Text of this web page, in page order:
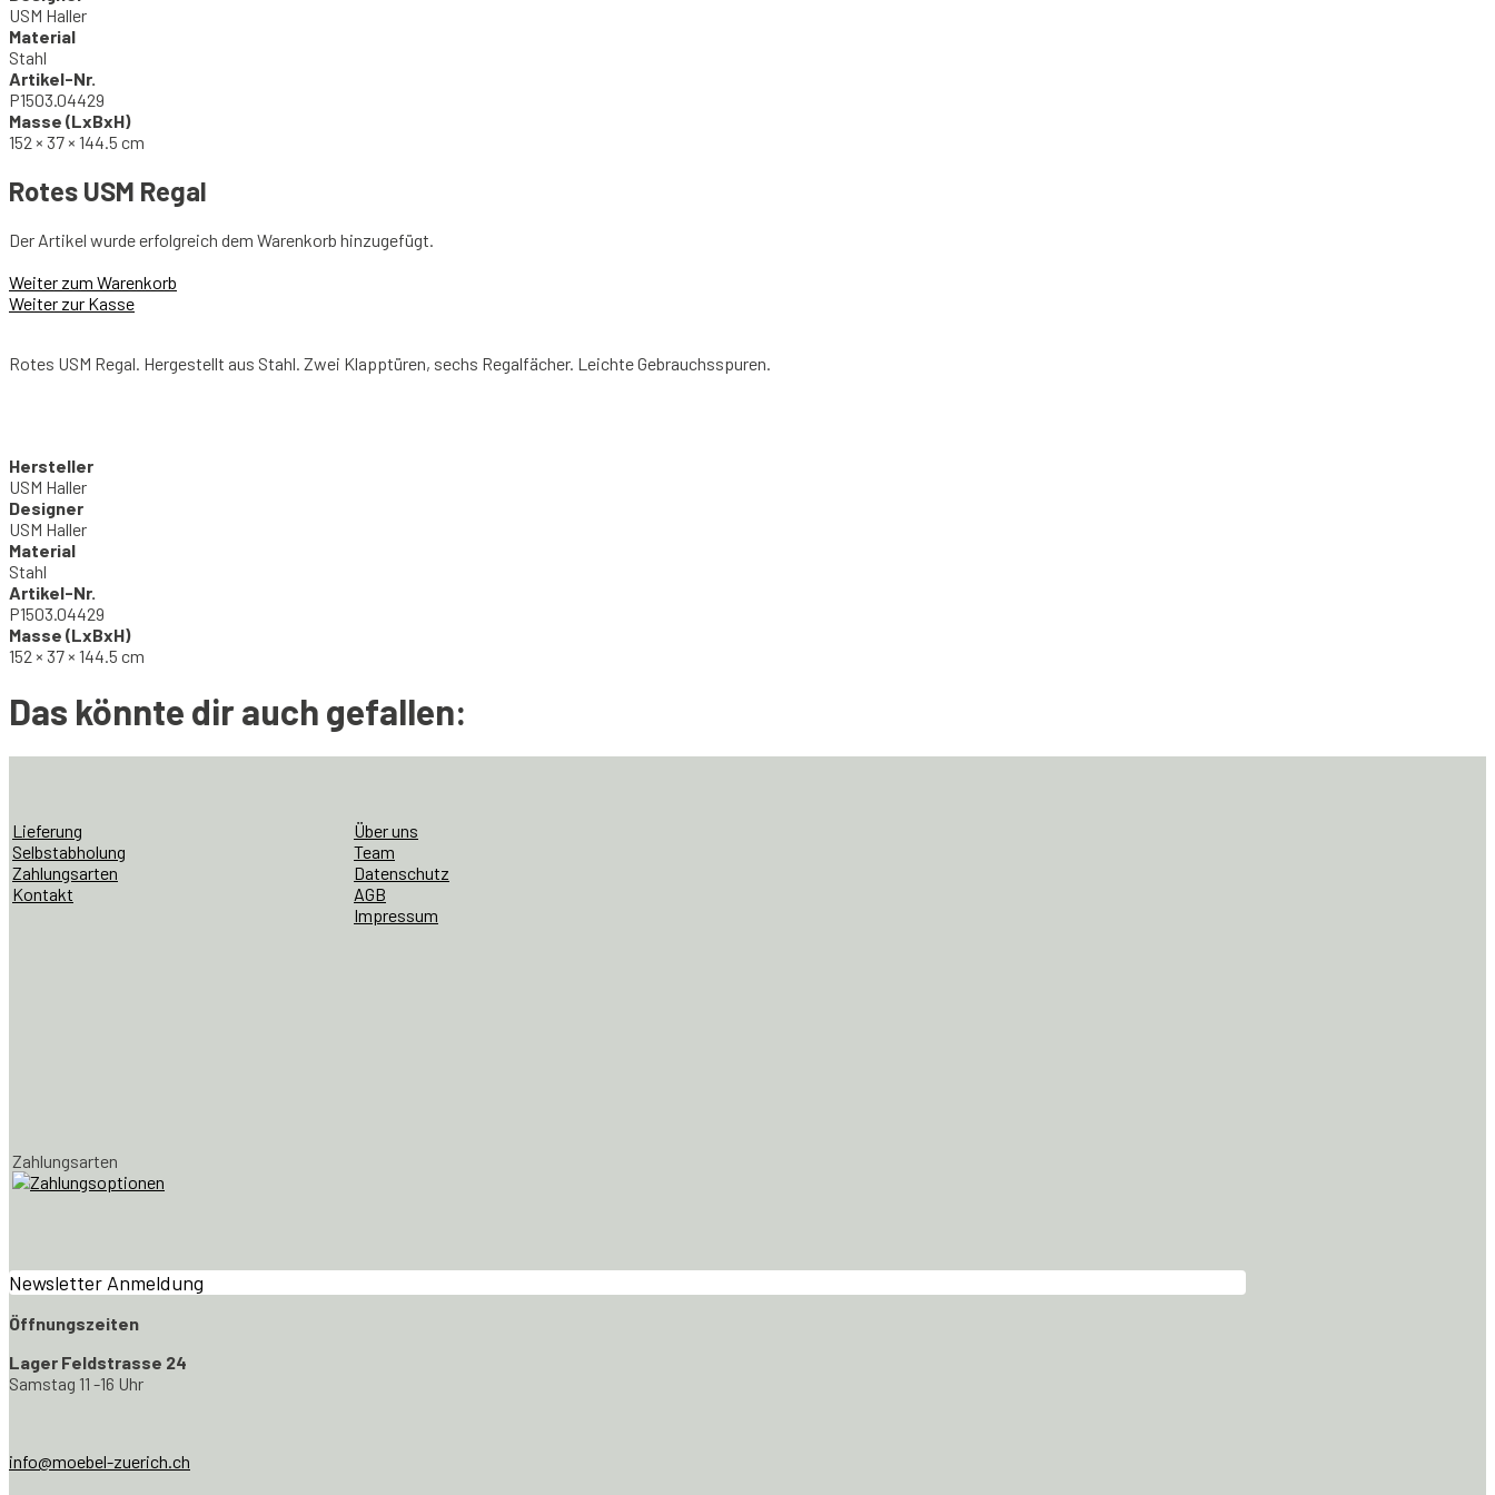
USM Haller
Material
Stahl
Artikel-Nr.
P1503.04429
Masse (LxBxH)
152 × 37 × 144.5 cm
Rotes USM Regal
Der Artikel wurde erfolgreich dem Warenkorb hinzugefügt.
Weiter zum Warenkorb
Weiter zur Kasse
Rotes USM Regal. Hergestellt aus Stahl. Zwei Klapptüren, sechs Regalfächer. Leichte Gebrauchsspuren.
Hersteller
USM Haller
Designer
USM Haller
Material
Stahl
Artikel-Nr.
P1503.04429
Masse (LxBxH)
152 × 37 × 144.5 cm
Das könnte dir auch gefallen:
Lieferung
Selbstabholung
Zahlungsarten
Kontakt
Über uns
Team
Datenschutz
AGB
Impressum
Zahlungsarten
Newsletter Anmeldung
Öffnungszeiten
Lager Feldstrasse 24
Samstag 11 -16 Uhr
info@moebel-zuerich.ch